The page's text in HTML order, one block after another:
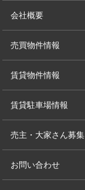
会社概要
売買物件情報
賃貸物件情報
賃貸駐車場情報
売主・大家さん募集
お問い合わせ